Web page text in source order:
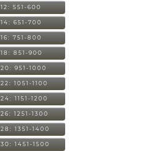
12: 551-600
14: 651-700
16: 751-800
18: 851-900
20: 951-1000
22: 1051-1100
24: 1151-1200
26: 1251-1300
28: 1351-1400
30: 1451-1500